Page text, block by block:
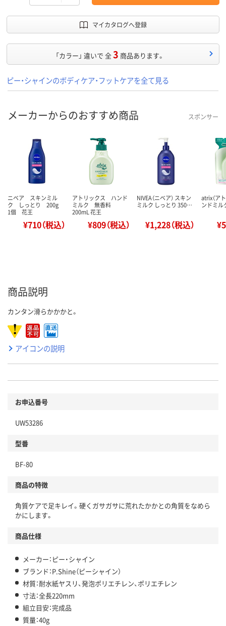
マイカタログへ登録
「カラー」 違いで 全3 商品あります。
ピー・シャインのボディケア・フットケアを全て見る
メーカーからのおすすめ商品 スポンサー
ニベア スキンミル
ク しっとり 200g
1個 花王
¥710（税込）
アトリックス ハンド
ミルク 無香料
200mL 花王
¥809（税込）
NIVEA（ニベア） スキン
ミルク しっとり 350…
¥1,228（税込）
atrix（ア
ンドミ
商品説明
カンタン滑らかかかと。
アイコンの説明
お申込番号
UW53286
型番
BF-80
商品の特徴
角質ケアで足キレイ。硬くガサガサに荒れたかかとの角質をなめら
かにします。
商品仕様
メーカー：ピー・シャイン
ブランド：P.Shine（ピーシャイン）
材質：耐水紙ヤスリ、発泡ポリエチレン、ポリエチレン
寸法：全長220mm
組立目安：完成品
質量：40g